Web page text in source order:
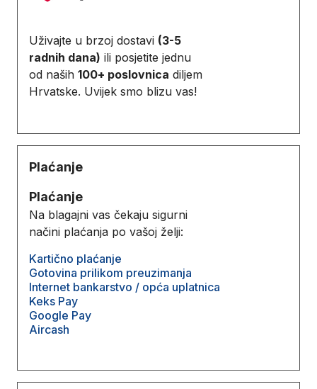
Uživajte u brzoj dostavi (3-5
radnih dana) ili posjetite jednu
od naših 100+ poslovnica diljem
Hrvatske. Uvijek smo blizu vas!
Plaćanje
Plaćanje
Na blagajni vas čekaju sigurni
načini plaćanja po vašoj želji:
Kartično plaćanje
Gotovina prilikom preuzimanja
Internet bankarstvo / opća uplatnica
Keks Pay
Google Pay
Aircash